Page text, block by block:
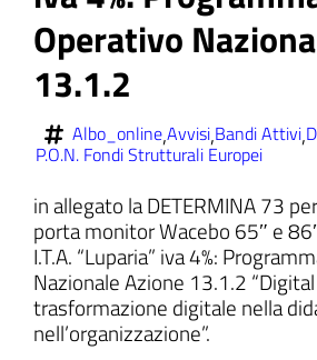
del sito
Operativo
13.1.2
Albo_online,Avvisi,Bandi Attivi,
P.O.N. Fondi Strutturali Europei
in allegato la DETERMINA 73
porta monitor Wacebo 65″ e
I.T.A. “Luparia” iva 4%:
Nazionale Azione 13.1.2
trasformazione digitale nella
nell’organizzazione”.